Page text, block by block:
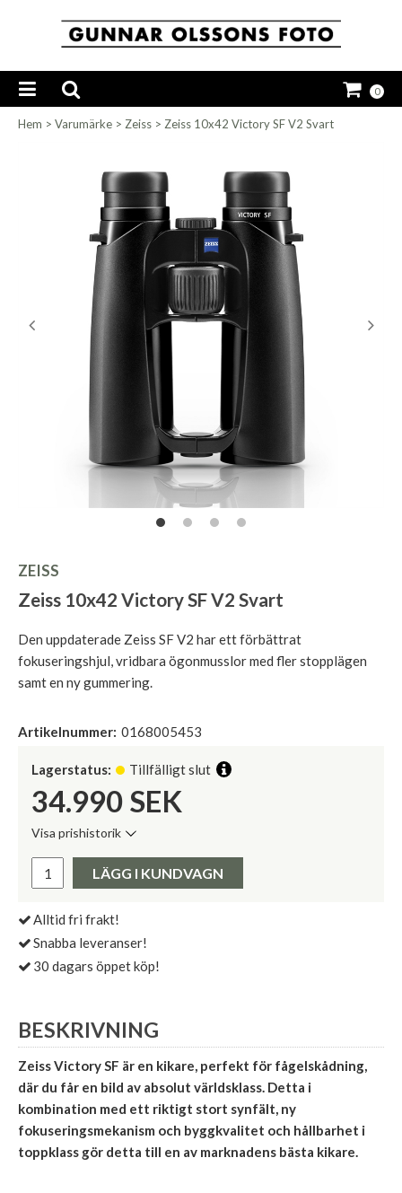
0
Hem > Varumärke > Zeiss > Zeiss 10x42 Victory SF V2 Svart
ZEISS
Zeiss 10x42 Victory SF V2 Svart
Den uppdaterade Zeiss SF V2 har ett förbättrat
fokuseringshjul, vridbara ögonmusslor med fler stopplägen
samt en ny gummering.
Artikelnummer: 0168005453
Lagerstatus: Tillfälligt slut
34.990 SEK
Visa prishistorik
Pris:
LÄGG I KUNDVAGN
Alltid fri frakt!
Snabba leveranser!
30 dagars öppet köp!
BESKRIVNING
Zeiss Victory SF är en kikare, perfekt för fågelskådning,
där du får en bild av absolut världsklass. Detta i
kombination med ett riktigt stort synfält, ny
fokuseringsmekanism och byggkvalitet och hållbarhet i
toppklass gör detta till en av marknadens bästa kikare.